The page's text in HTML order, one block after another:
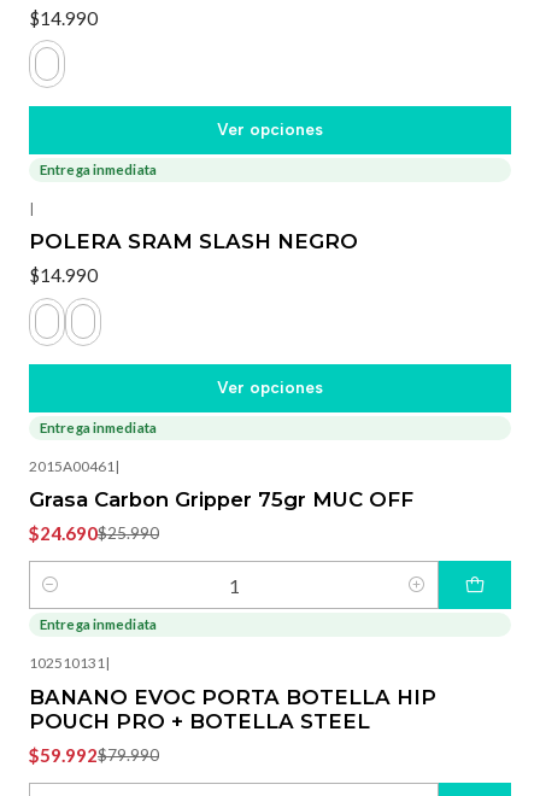
$14.990
Ver opciones
Entrega inmediata
|
POLERA SRAM SLASH NEGRO
$14.990
Ver opciones
-5%OFF
Entrega inmediata
2015A00461 |
Grasa Carbon Gripper 75gr MUC OFF
$24.690$25.990
Cantidad
Entrega inmediata
102510131|
BANANO EVOC PORTA BOTELLA HIP
POUCH PRO + BOTELLA STEEL
$59.992$79.990